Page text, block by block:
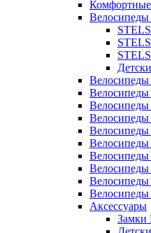
Велосипеды
Велосипеды
Велосипеды
Велосипеды
Велосипеды
Аксессуары
Замки